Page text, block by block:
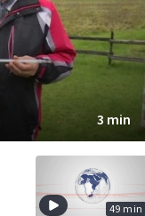
3 min
49 min